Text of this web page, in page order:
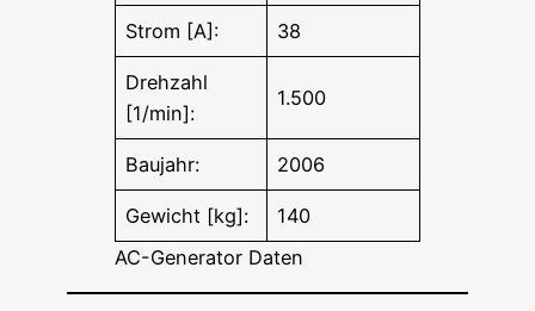
Strom [A]: 38
Drehzahl
[1/min]:
1.500
Baujahr: 2006
Gewicht [kg]:
140
AC-Generator Daten